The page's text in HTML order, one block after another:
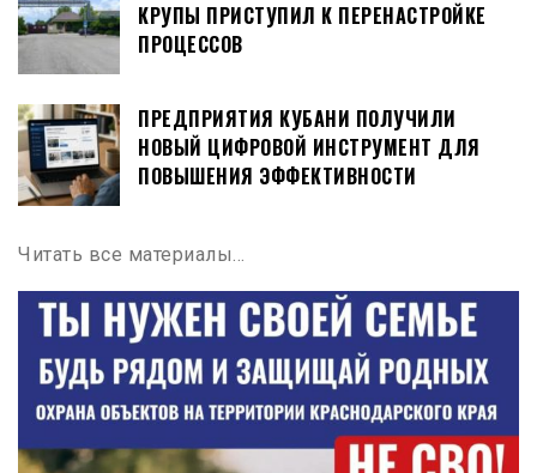
КРУПЫ ПРИСТУПИЛ К ПЕРЕНАСТРОЙКЕ
ПРОЦЕССОВ
ПРЕДПРИЯТИЯ КУБАНИ ПОЛУЧИЛИ
НОВЫЙ ЦИФРОВОЙ ИНСТРУМЕНТ ДЛЯ
ПОВЫШЕНИЯ ЭФФЕКТИВНОСТИ
Читать все материалы…